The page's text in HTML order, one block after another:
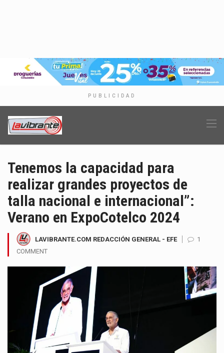
PUBLICIDAD
Tenemos la capacidad para
realizar grandes proyectos de
talla nacional e internacional”:
Verano en ExpoCotelco 2024
LAVIBRANTE.COM REDACCIÓN GENERAL - EFE
1
COMMENT